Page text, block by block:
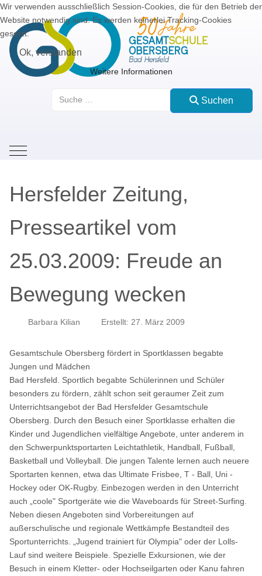
Suchen
Mobile Menu Toggle
Hersfelder Zeitung,
Presseartikel vom
25.03.2009: Freude an
Bewegung wecken
Barbara Kilian Erstellt: 27. März 2009
Gesamtschule Obersberg fördert in Sportklassen begabte
Jungen und Mädchen
Bad Hersfeld. Sportlich begabte Schülerinnen und Schüler
besonders zu fördern, zählt schon seit geraumer Zeit zum
Unterrichtsangebot der Bad Hersfelder Gesamtschule
Obersberg. Durch den Besuch einer Sportklasse erhalten die
Kinder und Jugendlichen vielfältige Angebote, unter anderem in
den Schwerpunktsportarten Leichtathletik, Handball, Fußball,
Basketball und Volleyball. Die jungen Talente lernen auch neuere
Sportarten kennen, etwa das Ultimate Frisbee, T - Ball, Uni -
Hockey oder OK-Rugby. Einbezogen werden in den Unterricht
auch „coole" Sportgeräte wie die Waveboards für Street-Surfing.
Neben diesen Angeboten sind Vorbereitungen auf
außerschulische und regionale Wettkämpfe Bestandteil des
Sportunterrichts. „Jugend trainiert für Olympia" oder der Lolls-
Lauf sind weitere Beispiele. Spezielle Exkursionen, wie der
Besuch in einem Kletter- oder Hochseilgarten oder Kanu fahren
Wir verwenden ausschließlich Session-Cookies, die für den Betrieb der
Website notwendig sind. Es werden keinerlei Tracking-Cookies
gesetzt.
Ok, verstanden
Weitere Informationen